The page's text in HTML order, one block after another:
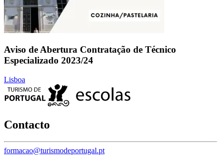
Aviso de Abertura Contratação de Técnico
Especializado 2023/24
Lisboa
Contacto
formacao@turismodeportugal.pt